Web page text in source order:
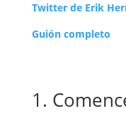
Twitter de Erik
Guión completo
1.